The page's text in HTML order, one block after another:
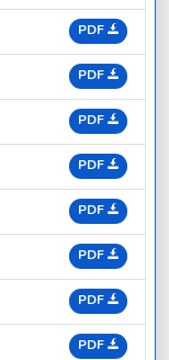
PDF
PDF
PDF
PDF
PDF
PDF
PDF
PDF